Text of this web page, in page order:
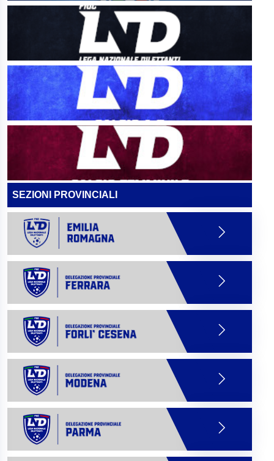
SEZIONI PROVINCIALI